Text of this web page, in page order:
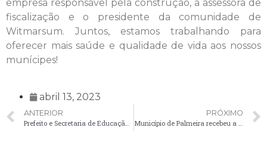
empresa responsável pela construção, a assessora de
fiscalização e o presidente da comunidade de
Witmarsum. Juntos, estamos trabalhando para
oferecer mais saúde e qualidade de vida aos nossos
munícipes!
abril 13, 2023
ANTERIOR
Prefeito e Secretaria de Educação realizam entrega de equipamentos e discutem segurança nas escolas
PRÓXIMO
Município de Palmeira recebeu a visita de representantes do Instituto das Cidades Inteligentes (ICI)